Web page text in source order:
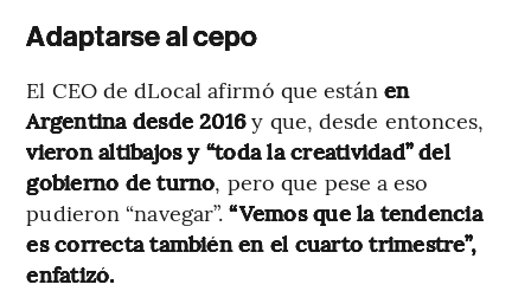
Adaptarse al cepo
El CEO de dLocal afirmó que están en
Argentina desde 2016y que, desde entonces,
vieron altibajos y “toda la creatividad” del
gobierno de turno, pero que pese a eso
pudieron “navegar”.“Vemos que la tendencia
es correcta también en el cuarto trimestre”,
enfatizó.